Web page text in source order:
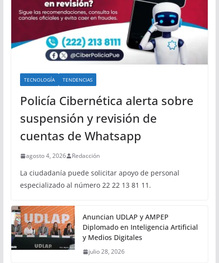
TECNOLOGÍA TENDENCIAS
Policía Cibernética alerta sobre
suspensión y revisión de
cuentas de Whatsapp
agosto 4, 2026 Redacción
La ciudadanía puede solicitar apoyo de personal
especializado al número 22 22 13 81 11.
Anuncian UDLAP y AMPEP
Diplomado en Inteligencia Artificial
y Medios Digitales
julio 28, 2026